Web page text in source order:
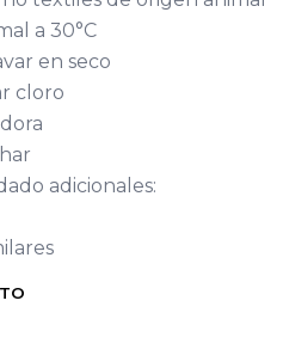
a 30°C
en seco
cloro
adicionales: